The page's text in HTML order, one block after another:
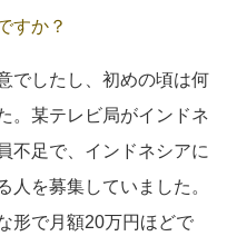
すか？
でしたし、初めの頃は何
。某テレビ局がインドネ
不足で、インドネシアに
人を募集していました。
形で月額20万円ほどで